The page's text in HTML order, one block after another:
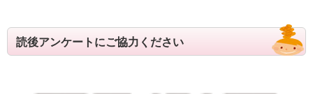
子育て支援ガイドブック
読後アンケートにご協力ください